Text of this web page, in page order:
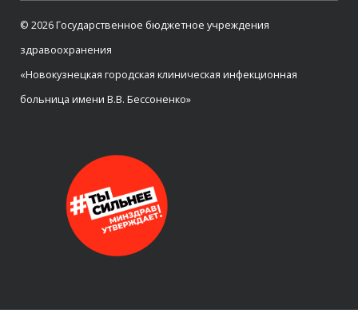
© 2026 Государственное бюджетное учреждения
здравоохранения
«Новокузнецкая городская клиническая инфекционная
больница имени В.В. Бессоненко»